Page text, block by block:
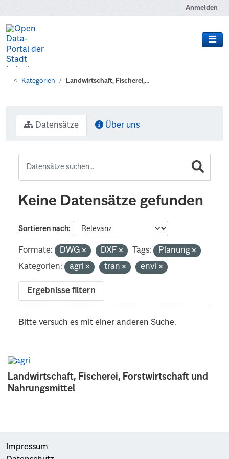
Anmelden
Kategorien Landwirtschaft, Fischerei,...
Landwirtschaft, Fischerei, Forstwirtschaft und
Nahrungsmittel
Datensätze Über uns
Keine Datensätze gefunden
Sortieren nach
Formate: DWG DXF Tags:
Planung
Kategorien:
agri tran envi
Ergebnisse filtern
Bitte versuch es mit einer anderen Suche.
Impressum